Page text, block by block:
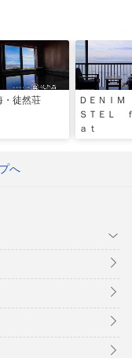
・徒然荘
ＤＥＮＩ
ＳＴＥＬ
ａｔ
へ